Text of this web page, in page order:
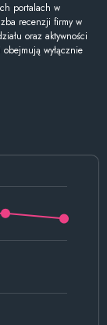
portalach w
recenzji firmy w
oraz aktywności
wyłącznie